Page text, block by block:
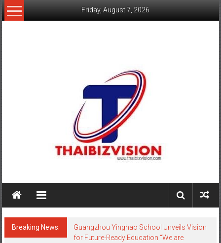
Skip
to
Friday, August 7, 2026
Breaking News:
Guangzhou Yinghao School Unveils Vision
for Future-Ready Education “We are